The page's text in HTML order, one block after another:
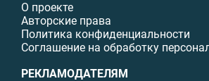
О проекте
Авторские права
Политика конфиденциальности
Соглашение на обработку
РЕКЛАМОДАТЕЛЯМ